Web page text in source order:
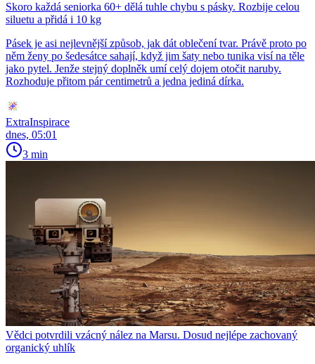
Skoro každá seniorka 60+ dělá tuhle chybu s pásky. Rozbije celou
siluetu a přidá i 10 kg
Pásek je asi nejlevnější způsob, jak dát oblečení tvar. Právě proto po
něm ženy po šedesátce sahají, když jim šaty nebo tunika visí na těle
jako pytel. Jenže stejný doplněk umí celý dojem otočit naruby.
Rozhoduje přitom pár centimetrů a jedna jediná dírka.
ExtraInspirace
dnes, 05:01
3 min
Vědci potvrdili vzácný nález na Marsu. Dosud nejlépe zachovaný
organický uhlík